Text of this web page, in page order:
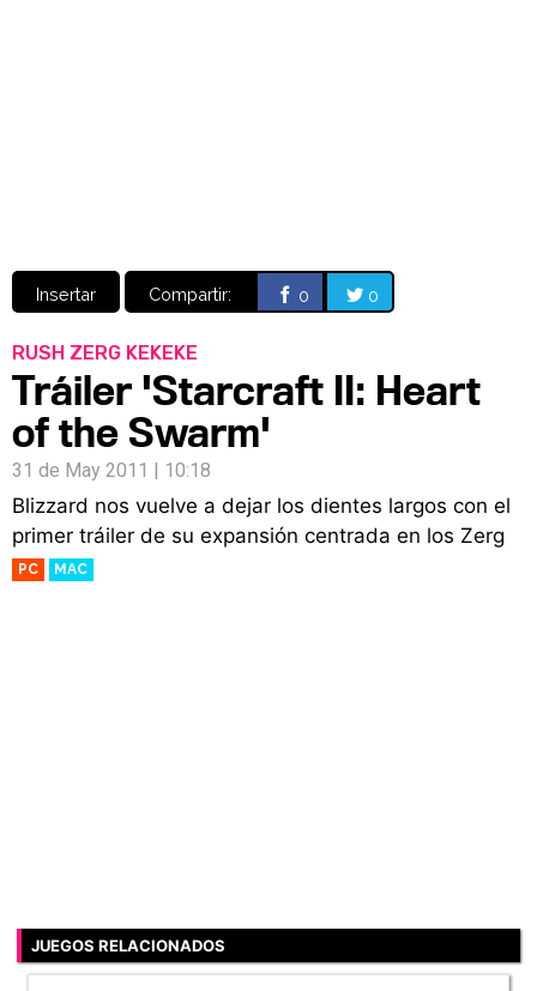
Insertar Compartir: 0 0
RUSH ZERG KEKEKE
Tráiler 'Starcraft II: Heart
of the Swarm'
31 de May 2011 | 10:18
Blizzard nos vuelve a dejar los dientes largos con el
primer tráiler de su expansión centrada en los Zerg
PC MAC
JUEGOS RELACIONADOS